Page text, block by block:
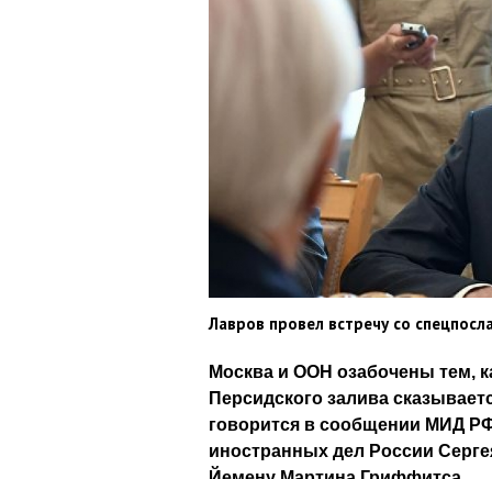
Лавров провел встречу со
Москва и ООН озабочены тем,
Персидского залива
говорится в сообщении МИД
иностранных дел России